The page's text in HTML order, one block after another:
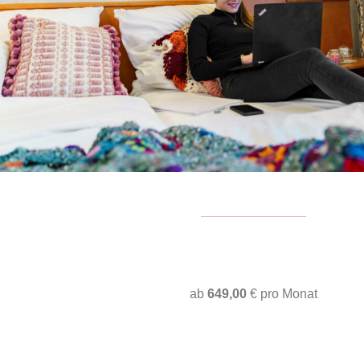
ab 649,00 € pro Monat